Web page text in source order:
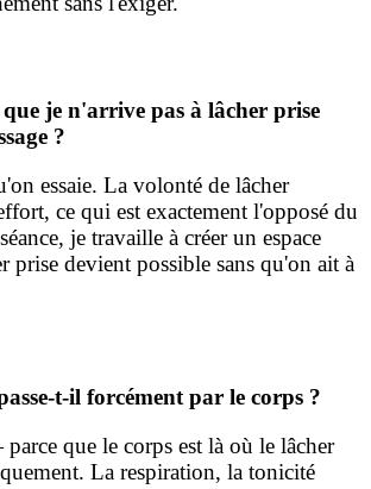
je n'arrive pas à lâcher prise
?
essaie. La volonté de lâcher
ce qui est exactement l'opposé du
je travaille à créer un espace
prise devient possible sans qu'on ait à
t-il forcément par le corps ?
que le corps est là où le lâcher
La respiration, la tonicité